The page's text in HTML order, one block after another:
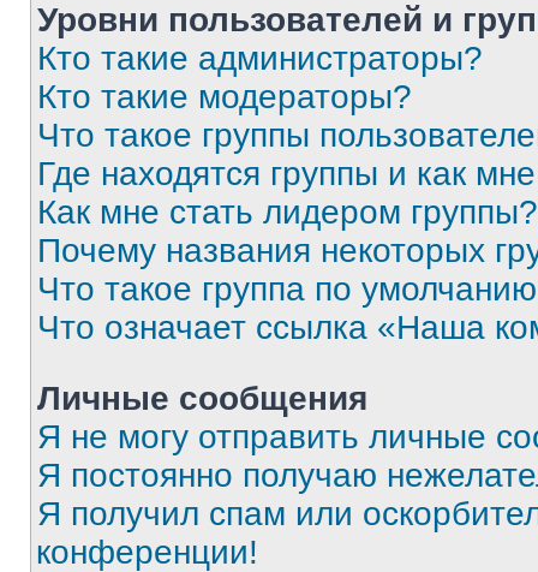
Уровни пользователей и
Кто такие администраторы?
Кто такие модераторы?
Что такое группы
Где находятся группы и как
Как мне стать лидером группы?
Почему названия некоторых
Что такое группа по
Что означает ссылка «Наша
Личные сообщения
Я не могу отправить личные
Я постоянно получаю
Я получил спам или
конференции!